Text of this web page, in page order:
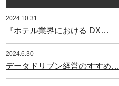
2024.10.31
『ホテル業界における DX…
2024.6.30
データドリブン経営のすすめ…